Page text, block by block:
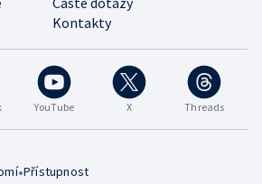
Kontakty
YouTube X Threads
•Přístupnost